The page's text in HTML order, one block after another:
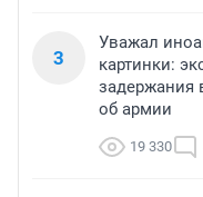
3
Уважал
картинки:
задержания
об армии
19 330